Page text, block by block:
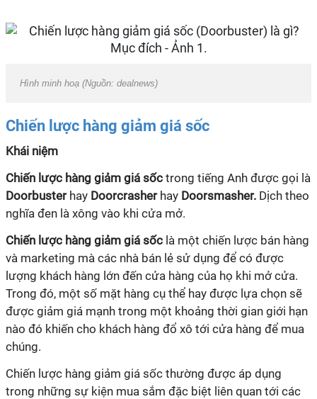
Hình minh hoạ (Nguồn: dealnews)
Chiến lược hàng giảm giá sốc
Khái niệm
Chiến lược hàng giảm giá sốc trong tiếng Anh được gọi là
Doorbusterhay Doorcrasher hay Doorsmasher. Dịch theo
nghĩa đen là xông vào khi cửa mở.
Chiến lược hàng giảm giá sốc là một chiến lược bán hàng
và marketing mà các nhà bán lẻ sử dụng để có được
lượng khách hàng lớn đến cửa hàng của họ khi mở cửa.
Trong đó, một số mặt hàng cụ thể hay được lựa chọn sẽ
được giảm giá mạnh trong một khoảng thời gian giới hạn
nào đó khiến cho khách hàng đổ xô tới cửa hàng để mua
chúng.
Chiến lược hàng giảm giá sốc thường được áp dụng
trong những sự kiện mua sắm đặc biệt liên quan tới các